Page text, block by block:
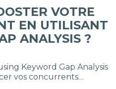
VOTRE
EN UTILISANT
ANALYSIS ?
Keyword Gap Analysis
vos concurrents…